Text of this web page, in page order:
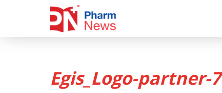
Egis_Logo-partner-